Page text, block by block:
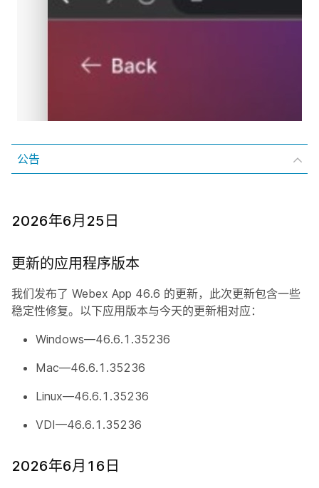
公告
2026年6月25日
更新的应用程序版本
我们发布了 Webex App 46.6 的更新，此次更新包含一些
稳定性修复。以下应用版本与今天的更新相对应：
Windows—46.6.1.35236
Mac—46.6.1.35236
Linux—46.6.1.35236
VDI—46.6.1.35236
2026年6月16日